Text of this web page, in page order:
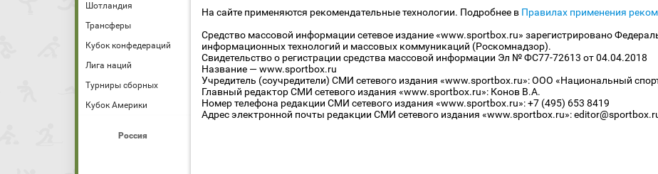
Шотландия
Трансферы
Кубок конфедераций
Лига наций
Турниры сборных
Кубок Америки
Россия
На сайте применяются рекомендательные технологии. Подробнее в Правилах применения
Средство массовой информации сетевое издание «www.sportbox.ru» зарегистрировано
информационных технологий и массовых коммуникаций (Роскомнадзор).
Свидетельство о регистрации средства массовой информации Эл № ФС77-72613 от 04.04.2018
Название — www.sportbox.ru
Учредитель (соучредители) СМИ сетевого издания «www.sportbox.ru»: ООО «Национальный
Главный редактор СМИ сетевого издания «www.sportbox.ru»: Конов В.А.
Номер телефона редакции СМИ сетевого издания «www.sportbox.ru»: +7 (495) 653 8419
Адрес электронной почты редакции СМИ сетевого издания «www.sportbox.ru»: